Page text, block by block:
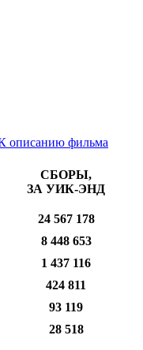
описанию фильма
СБОРЫ,
ЗА УИК-ЭНД
24 567 178
8 448 653
1 437 116
424 811
93 119
28 518